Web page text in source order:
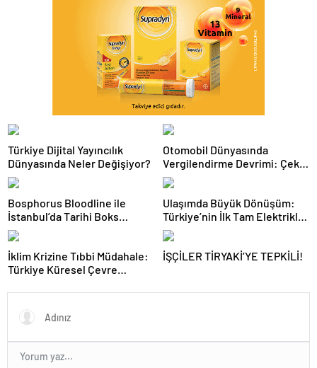
Türkiye Dijital Yayıncılık
Dünyasında Neler Değişiyor?
Otomobil Dünyasında
Vergilendirme Devrimi: Çekiş
Sistemleri ve Yeni Dönem
Bosphorus Bloodline ile
İstanbul’da Tarihi Boks
Gecesi
Ulaşımda Büyük Dönüşüm:
Türkiye’nin İlk Tam Elektrikli
Akaryakıt İstasyonu Deneyimi
İklim Krizine Tıbbi Müdahale:
Türkiye Küresel Çevre
Değiştirdi?
İŞÇİLER TİRYAKİ’YE TEPKİLİ!